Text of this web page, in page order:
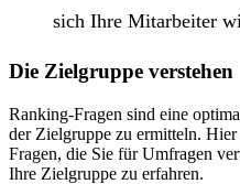
sich Ihre Mitarbeiter
Die Zielgruppe verstehen
Ranking-Fragen sind eine
der Zielgruppe zu ermitteln.
Fragen, die Sie für Umfragen
Ihre Zielgruppe zu erfahren.